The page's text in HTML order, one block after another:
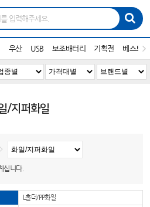
우산 USB 보조배터리 기획전 베스트
/지퍼화일
십니다.
L홀더/PP화일